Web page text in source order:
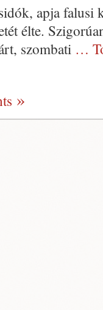
apja falusi
élte.
szombati …